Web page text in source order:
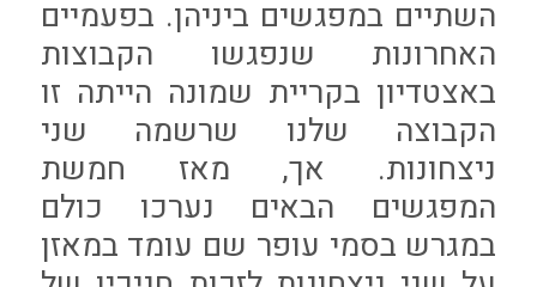
השתיים במפגשים ביניהן. בפעמיים
האחרונות שנפגשו הקבוצות
באצטדיון בקריית שמונה הייתה זו
הקבוצה שלנו שרשמה שני
ניצחונות. אך, מאז חמשת
המפגשים הבאים נערכו כולם
במגרש בסמי עופר שם עומד במאזן